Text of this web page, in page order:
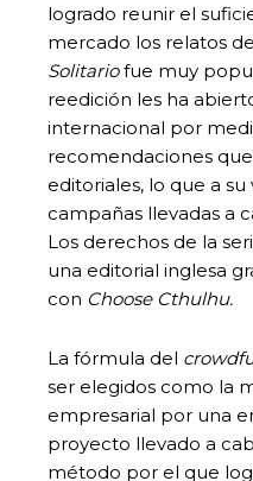
logrado reunir el
mercado los relatos
Solitariofue muy
reedición les ha
internacional por
recomendaciones
editoriales, lo que a
campañas llevadas a
Los derechos de la
una editorial inglesa
con Choose Cthulhu.
La fórmula del
ser elegidos como la
empresarial por una
proyecto llevado a
método por el que